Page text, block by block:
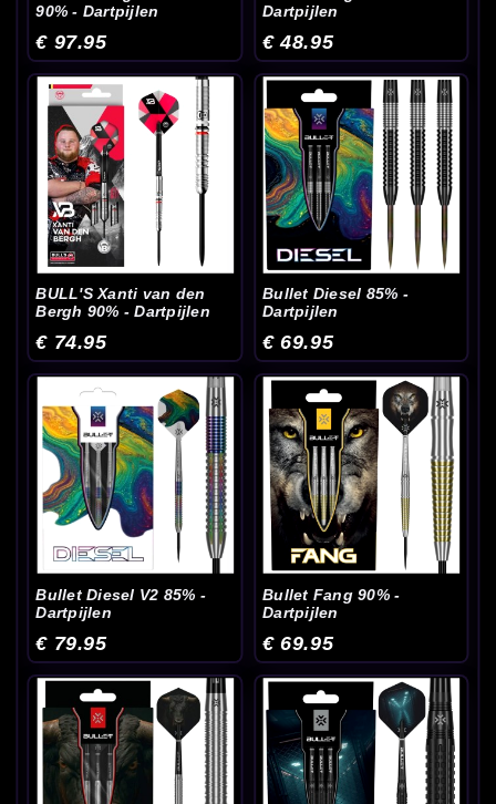
90% - Dartpijlen
€ 97.95
Dartpijlen
€ 48.95
BULL'S Xanti van den
Bergh 90% - Dartpijlen
€ 74.95
Bullet Diesel 85% -
Dartpijlen
€ 69.95
Bullet Diesel V2 85% -
Dartpijlen
€ 79.95
Bullet Fang 90% -
Dartpijlen
€ 69.95